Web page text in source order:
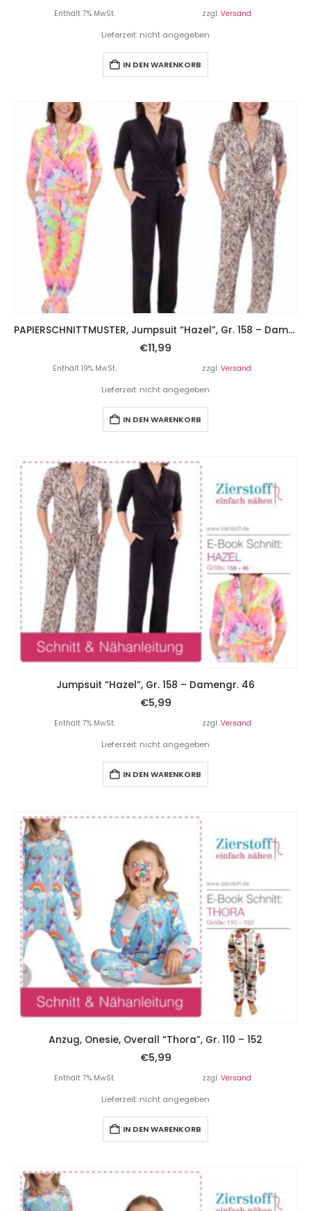
Enthält 7% MwSt. zzgl. Versand
Lieferzeit: nicht angegeben
IN DEN WARENKORB
PAPIERSCHNITTMUSTER, Jumpsuit “Hazel”, Gr. 158 – Damengr. 46
€11,99
Enthält 19% MwSt. zzgl. Versand
Lieferzeit: nicht angegeben
IN DEN WARENKORB
Jumpsuit “Hazel”, Gr. 158 – Damengr. 46
€5,99
Enthält 7% MwSt. zzgl. Versand
Lieferzeit: nicht angegeben
IN DEN WARENKORB
Anzug, Onesie, Overall “Thora”, Gr. 110 – 152
€5,99
Enthält 7% MwSt. zzgl. Versand
Lieferzeit: nicht angegeben
IN DEN WARENKORB